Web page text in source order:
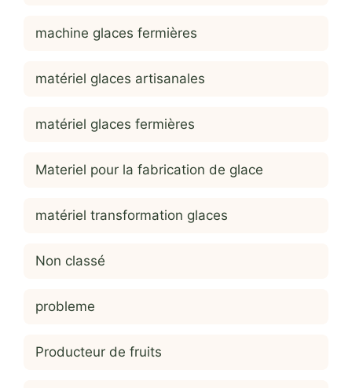
machine glaces fermières
matériel glaces artisanales
matériel glaces fermières
Materiel pour la fabrication de glace
matériel transformation glaces
Non classé
probleme
Producteur de fruits